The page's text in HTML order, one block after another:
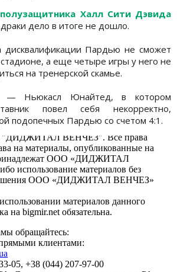
Халл Сити Дэвида
дело в итоге не дошло.
Пардью не сможет
стадионе, а еще четыре игры у него не
на тренерской скамье.
— Ньюкасл Юнайтед, в котором
повел себя некорректно,
подопечных Пардью со счетом 4:1.